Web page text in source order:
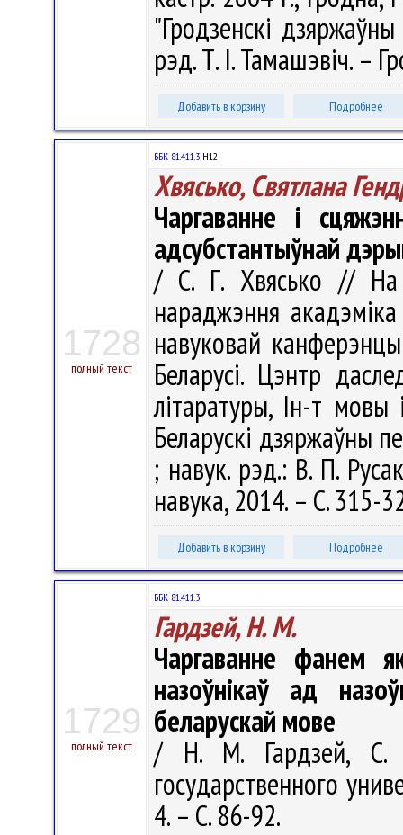
"Гродзенскі
рэд. Т. І. Тамашэвіч. –
Добавить в корзину Подробнее
1728
полный текст
ББК 81.411.3 Н12
Хвясько, Святлана
Чаргаванне і
адсубстантыўнай
/ С. Г. Хвясько //
нараджэння
навуковай
Беларусі. Цэнтр
літаратуры, Ін-т
Беларускі дзяржаўны
; навук. рэд.: В. П.
навука, 2014. – С. 315-
Добавить в корзину Подробнее
1729
полный текст
ББК 81.411.3
Гардзей, Н. М.
Чаргаванне фанем
назоўнікаў ад
беларускай мове
/ Н. М. Гардзей, С.
государственного
4. – С. 86-92.